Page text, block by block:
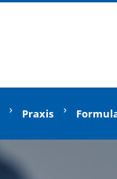
Praxis